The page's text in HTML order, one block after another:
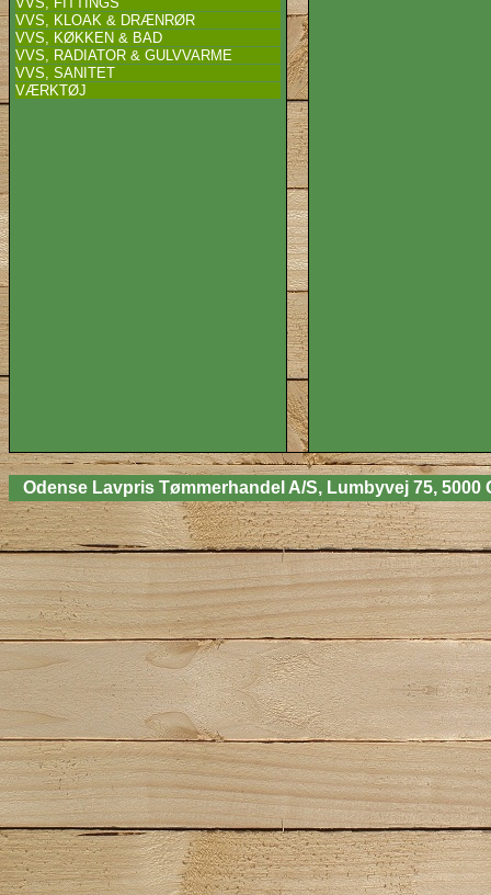
VVS, KLOAK & DRÆNRØR
VVS, KØKKEN & BAD
VVS, RADIATOR & GULVVARME
VVS, SANITET
VÆRKTØJ
Odense Lavpris Tømmerhandel A/S, Lumbyvej 75, 5000